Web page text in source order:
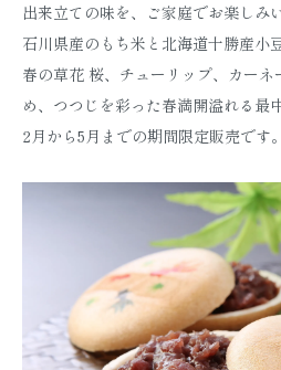
出来立ての味を、ご家庭でお楽しみ
石川県産のもち米と北海道十勝産小
春の草花 桜、チューリップ、カー
め、つつじを彩った春満開溢れる最
2月から5月までの期間限定販売です。